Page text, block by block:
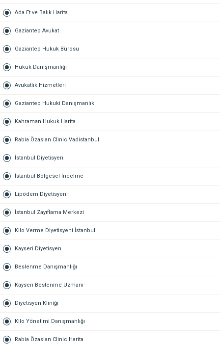
Ada Et ve Balık Harita
Gaziantep Avukat
Gaziantep Hukuk Bürosu
Hukuk Danışmanlığı
Avukatlık Hizmetleri
Gaziantep Hukuki Danışmanlık
Kahraman Hukuk Harita
Rabia Özaslan Clinic Vadistanbul
İstanbul Diyetisyen
İstanbul Bölgesel İncelme
Lipödem Diyetisyeni
İstanbul Zayıflama Merkezi
Kilo Verme Diyetisyeni İstanbul
Kayseri Diyetisyen
Beslenme Danışmanlığı
Kayseri Beslenme Uzmanı
Diyetisyen Kliniği
Kilo Yönetimi Danışmanlığı
Rabia Özaslan Clinic Harita